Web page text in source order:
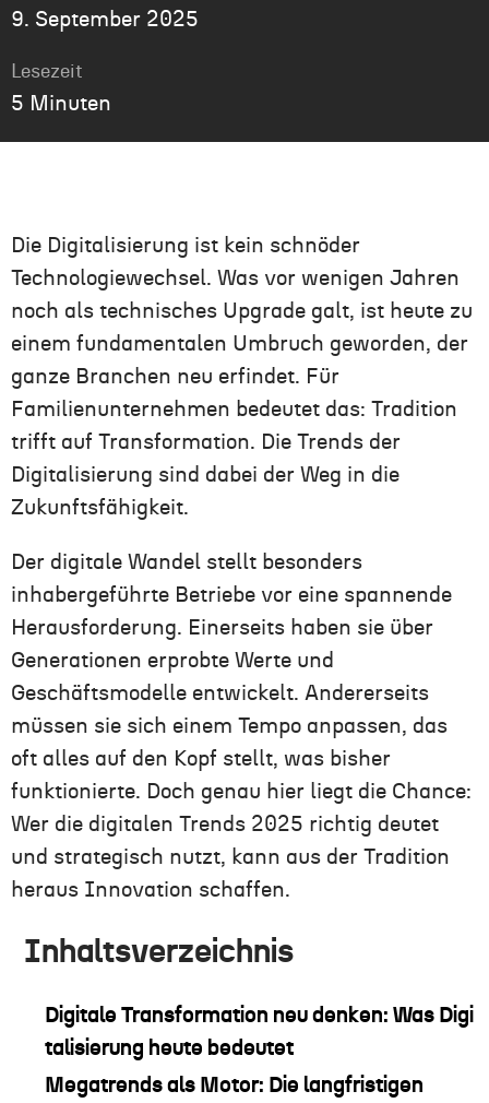
9. September 2025
Lesezeit
5 Minuten
Die Digitalisierung ist kein schnöder
Technologiewechsel. Was vor wenigen Jahren
noch als technisches Upgrade galt, ist heute zu
einem fundamentalen Umbruch geworden, der
ganze Branchen neu erfindet. Für
Familienunternehmen bedeutet das: Tradition
trifft auf Transformation. Die Trends der
Digitalisierung sind dabei der Weg in die
Zukunftsfähigkeit.
Der digitale Wandel stellt besonders
inhabergeführte Betriebe vor eine spannende
Herausforderung. Einerseits haben sie über
Generationen erprobte Werte und
Geschäftsmodelle entwickelt. Andererseits
müssen sie sich einem Tempo anpassen, das
oft alles auf den Kopf stellt, was bisher
funktionierte. Doch genau hier liegt die Chance:
Wer die digitalen Trends 2025 richtig deutet
und strategisch nutzt, kann aus der Tradition
heraus Innovation schaffen.
Inhaltsverzeichnis
Digitale Transformation neu denken: Was Digi
talisierung heute bedeutet
Megatrends als Motor: Die langfristigen